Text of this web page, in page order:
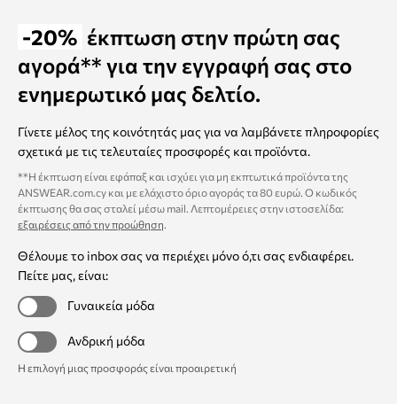
-20% έκπτωση στην πρώτη σας
αγορά** για την εγγραφή σας στο
ενημερωτικό μας δελτίο.
Γίνετε μέλος της κοινότητάς μας για να λαμβάνετε πληροφορίες
σχετικά με τις τελευταίες προσφορές και προϊόντα.
**Η έκπτωση είναι εφάπαξ και ισχύει για μη εκπτωτικά προϊόντα της
ANSWEAR.com.cy και με ελάχιστο όριο αγοράς τα 80 ευρώ. Ο κωδικός
έκπτωσης θα σας σταλεί μέσω mail. Λεπτομέρειες στην ιστοσελίδα:
εξαιρέσεις από την προώθηση
Θέλουμε το inbox σας να περιέχει μόνο ό,τι σας ενδιαφέρει.
Πείτε μας, είναι:
Γυναικεία μόδα
Ανδρική μόδα
Η επιλογή μιας προσφοράς είναι προαιρετική